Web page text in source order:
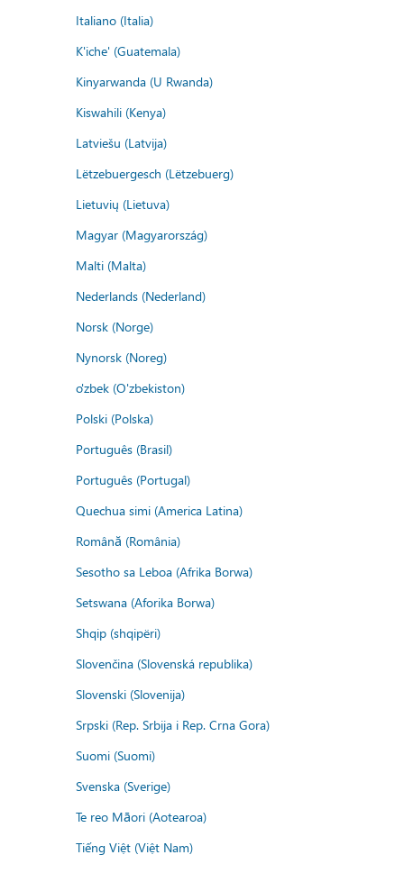
Italiano (Italia)
K'iche' (Guatemala)
Kinyarwanda (U Rwanda)
Kiswahili (Kenya)
Latviešu (Latvija)
Lëtzebuergesch (Lëtzebuerg)
Lietuvių (Lietuva)
Magyar (Magyarország)
Malti (Malta)
Nederlands (Nederland)
Norsk (Norge)
Nynorsk (Noreg)
o'zbek (O'zbekiston)
Polski (Polska)
Português (Brasil)
Português (Portugal)
Quechua simi (America Latina)
Română (România)
Sesotho sa Leboa (Afrika Borwa)
Setswana (Aforika Borwa)
Shqip (shqipëri)
Slovenčina (Slovenská republika)
Slovenski (Slovenija)
Srpski (Rep. Srbija i Rep. Crna Gora)
Suomi (Suomi)
Svenska (Sverige)
Te reo Māori (Aotearoa)
Tiếng Việt (Việt Nam)